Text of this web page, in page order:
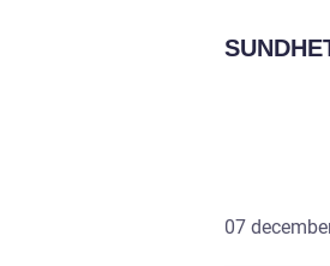
07